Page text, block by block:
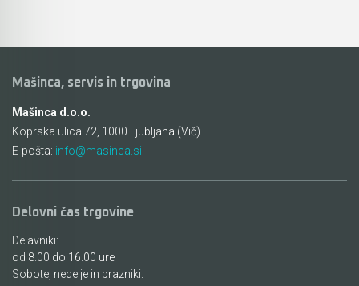
Mašinca, servis in trgovina
Mašinca d.o.o.
Koprska ulica 72, 1000 Ljubljana (Vič)
E-pošta: info@masinca.si
Delovni čas trgovine
Delavniki:
od 8.00 do 16.00 ure
Sobote, nedelje in prazniki: